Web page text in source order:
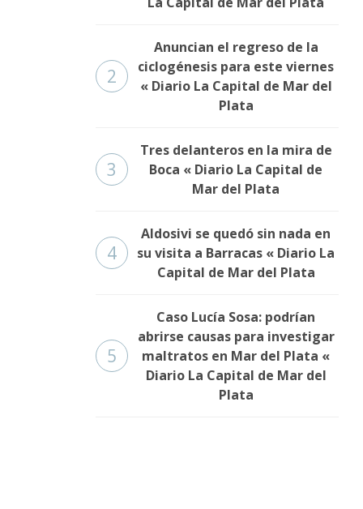
2
Anuncian el regreso de la
ciclogénesis para este viernes
« Diario La Capital de Mar del
Plata
3
Tres delanteros en la mira de
Boca « Diario La Capital de
Mar del Plata
4
Aldosivi se quedó sin nada en
su visita a Barracas « Diario La
Capital de Mar del Plata
5
Caso Lucía Sosa: podrían
abrirse causas para investigar
maltratos en Mar del Plata «
Diario La Capital de Mar del
Plata